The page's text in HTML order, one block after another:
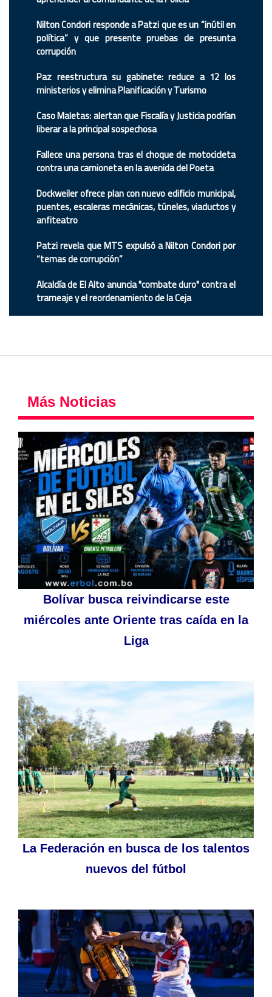
Nilton Condori responde a Patzi que es un “inútil en
política” y que presente pruebas de presunta
corrupción
Paz reestructura su gabinete: reduce a 12 los
ministerios y elimina Planificación y Turismo
Caso Maletas: alertan que Fiscalía y Justicia podrían
liberar a la principal sospechosa
Fallece una persona tras el choque de motocicleta
contra una camioneta en la avenida del Poeta
Dockweiler ofrece plan con nuevo edificio municipal,
puentes, escaleras mecánicas, túneles, viaductos y
anfiteatro
Patzi revela que MTS expulsó a Nilton Condori por
“temas de corrupción”
Alcaldía de El Alto anuncia "combate duro" contra el
trameaje y el reordenamiento de la Ceja
Más Noticias
Bolívar busca reivindicarse este
miércoles ante Oriente tras caída en la
Liga
La Federación en busca de los talentos
nuevos del fútbol